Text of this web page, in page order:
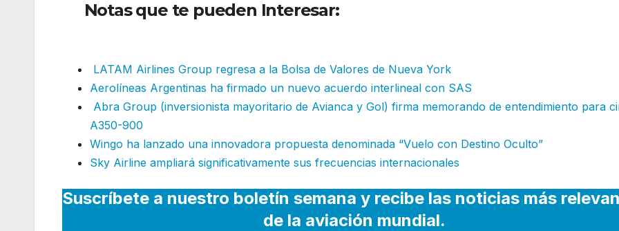
Notas que te pueden Interesar:
LATAM Airlines Group regresa a la Bolsa de Valores de Nueva York
Aerolíneas Argentinas ha firmado un nuevo acuerdo interlineal con SAS
Abra Group (inversionista mayoritario de Avianca y Gol) firma memorando de entendimiento para
A350-900
Wingo ha lanzado una innovadora propuesta denominada “Vuelo con Destino Oculto”
Sky Airline ampliará significativamente sus frecuencias internacionales
Suscríbete a nuestro boletín semana y recibe las noticias más
de la aviación mundial.